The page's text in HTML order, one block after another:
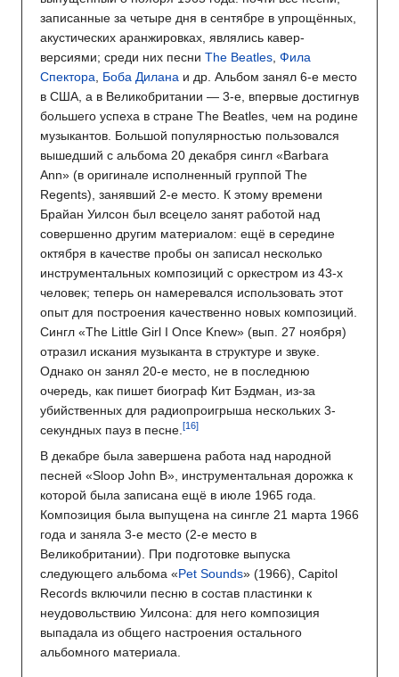
записанные за четыре дня в сентябре в упрощённых,
акустических аранжировках, являлись кавер-
версиями; среди них песни The Beatles Фила
Спектора
Боба Дилана и др. Альбом занял 6-е место
в США, а в Великобритании — 3-е, впервые достигнув
большего успеха в стране The Beatles, чем на родине
музыкантов. Большой популярностью пользовался
вышедший с альбома 20 декабря сингл «Barbara
Ann» (в оригинале исполненный группой The
Regents), занявший 2-е место. К этому времени
Брайан Уилсон был всецело занят работой над
совершенно другим материалом: ещё в середине
октября в качестве пробы он записал несколько
инструментальных композиций с оркестром из 43-х
человек; теперь он намеревался использовать этот
опыт для построения качественно новых композиций.
Сингл «The Little Girl I Once Knew» (вып. 27 ноября)
отразил искания музыканта в структуре и звуке.
Однако он занял 20-е место, не в последнюю
очередь, как пишет биограф Кит Бэдман, из-за
убийственных для радиопроигрыша нескольких 3-
секундных пауз в песне.
В декабре была завершена работа над народной
песней «Sloop John B», инструментальная дорожка к
которой была записана ещё в июле 1965 года.
Композиция была выпущена на сингле 21 марта 1966
года и заняла 3-е место (2-е место в
Великобритании). При подготовке выпуска
следующего альбома «Pet Sounds» (1966), Capitol
Records включили песню в состав пластинки к
неудовольствию Уилсона: для него композиция
выпадала из общего настроения остального
альбомного материала.